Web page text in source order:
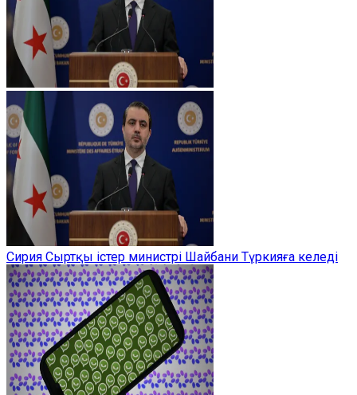
Сирия Сыртқы істер министрі Шайбани Түркияға келеді